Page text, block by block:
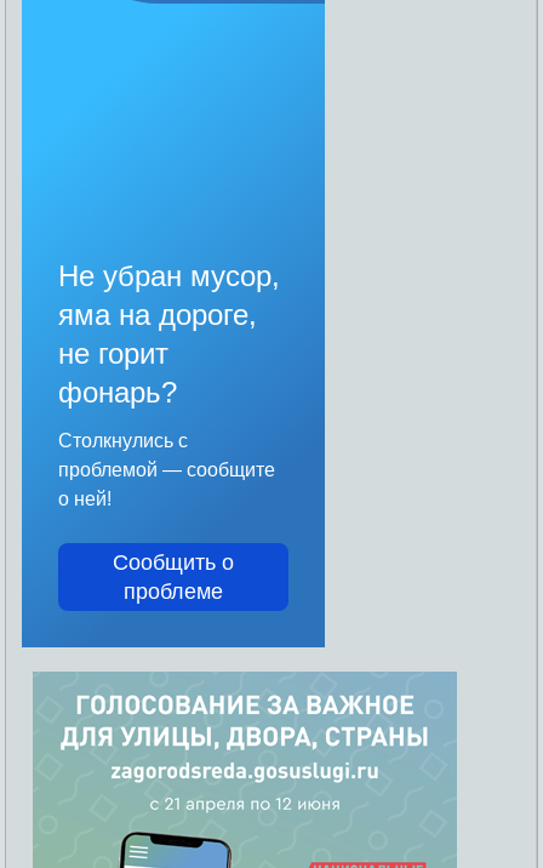
Не убран мусор,
яма на дороге,
не горит
фонарь?
Столкнулись с
проблемой — сообщите
о ней!
Сообщить о
проблеме